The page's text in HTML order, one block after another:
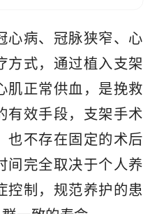
心病、冠脉狭窄、心
方式，通过植入支架
肌正常供血，是挽救
有效手段，支架手术
也不存在固定的术后
间完全取决于个人养
控制，规范养护的患